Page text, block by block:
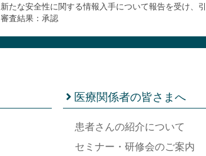
新たな安全性に関する情報入手について報告を受け、
審査結果：承認
医療関係者の皆さまへ
患者さんの紹介について
セミナー・研修会のご案内